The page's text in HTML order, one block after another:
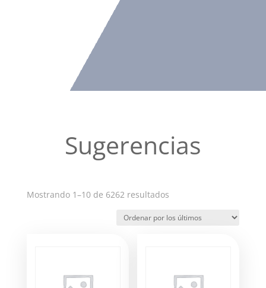
Sugerencias
Mostrando 1–10 de 6262 resultadosOrdenado
los